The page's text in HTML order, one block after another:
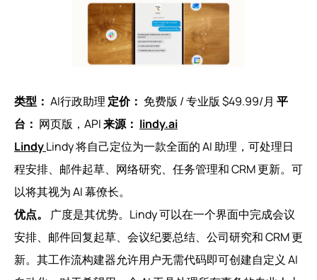
类型： AI行政助理 定价： 免费版 / 专业版 $49.99/月 平
台： 网页版，API来源： lindy.ai
LindyLindy 将自己定位为一款全面的 AI 助理，可处理日
程安排、邮件起草、网络研究、任务管理和 CRM 更新。可
以将其视为 AI 幕僚长。
优点。
广度是其优势。Lindy 可以在一个界面中完成会议
安排、邮件回复起草、会议纪要总结、公司研究和 CRM 更
新。其工作流构建器允许用户无需代码即可创建自定义 AI